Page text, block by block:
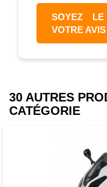
SOYEZ
VOTRE
30 AUTRES
CATÉGORIE